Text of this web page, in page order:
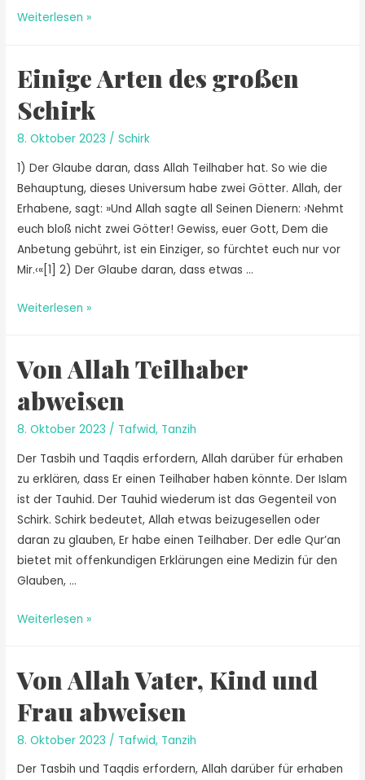
Weiterlesen »
Einige Arten des großen
Schirk
8. Oktober 2023 /Schirk
1) Der Glaube daran, dass Allah Teilhaber hat. So wie die
Behauptung, dieses Universum habe zwei Götter. Allah, der
Erhabene, sagt: »Und Allah sagte all Seinen Dienern: ›Nehmt
euch bloß nicht zwei Götter! Gewiss, euer Gott, Dem die
Anbetung gebührt, ist ein Einziger, so fürchtet euch nur vor
Mir.‹«[1] 2) Der Glaube daran, dass etwas …
Weiterlesen »
Von Allah Teilhaber
abweisen
8. Oktober 2023 / Tafwid, Tanzih
Der Tasbih und Taqdis erfordern, Allah darüber für erhaben
zu erklären, dass Er einen Teilhaber haben könnte. Der Islam
ist der Tauhid. Der Tauhid wiederum ist das Gegenteil von
Schirk. Schirk bedeutet, Allah etwas beizugesellen oder
daran zu glauben, Er habe einen Teilhaber. Der edle Qur’an
bietet mit offenkundigen Erklärungen eine Medizin für den
Glauben, …
Weiterlesen »
Von Allah Vater, Kind und
Frau abweisen
8. Oktober 2023 / Tafwid, Tanzih
Der Tasbih und Taqdis erfordern, Allah darüber für erhaben